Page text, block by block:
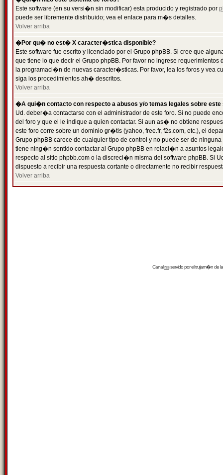
Este software (en su versi�n sin modificar) esta producido y registrado por
puede ser libremente distribuido; vea el enlace para m�s detalles.
Volver arriba
�Por qu� no est� X caracter�stica disponible?
Este software fue escrito y licenciado por el Grupo phpBB. Si cree que
que tiene lo que decir el Grupo phpBB. Por favor no ingrese
la programaci�n de nuevas caracter�sticas. Por favor, lea los foros y vea
siga los procedimientos ah� descritos.
Volver arriba
�A qui�n contacto con respecto a abusos y/o temas legales sobre este
Ud. deber�a contactarse con el administrador de este foro. Si no puede
del foro y que el le indique a quien contactar. Si aun as� no obtiene
este foro corre sobre un dominio gr�tis (yahoo, free.fr, f2s.com, etc.), el
Grupo phpBB carece de cualquier tipo de control y no puede ser de
tiene ning�n sentido contactar al Grupo phpBB en relaci�n a asuntos
respecto al sitio phpbb.com o la discreci�n misma del software phpBB. Si
dispuesto a recibir una respuesta cortante o directamente no recibir
Volver arriba
Canalrssservido por eltrujam�nde